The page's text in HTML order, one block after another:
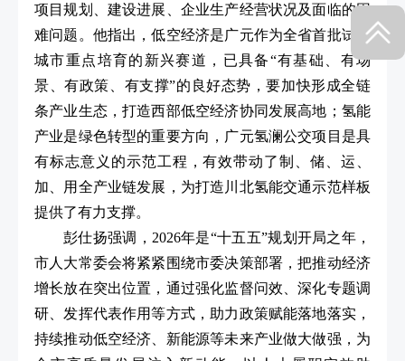
项目规划、建设进展、企业生产经营状况及面临的困
难问题。他指出，低空经济是广元作为全省首批试点
城市重点培育的新兴赛道，已具备“有基础、有场
景、有政策、有支撑”的良好态势，要加快形成全链
条产业生态，打造西部低空经济协同发展高地；氢能
产业是绿色转型的重要方向，广元氢澜公交项目是具
有标志意义的示范工程，有效带动了制、储、运、
加、用全产业链发展，为打造川北氢能交通示范样板
提供了有力支撑。
彭仕扬强调，2026年是“十五五”规划开局之年，
市人大常委会将紧紧围绕市委决策部署，把推动经济
增长放在突出位置，通过强化监督问效、深化专题调
研、发挥代表作用等方式，助力政策赋能落地落实，
持续推动低空经济、新能源等未来产业做大做强，为